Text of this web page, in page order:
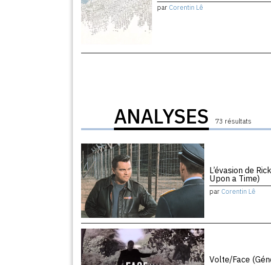
par Corentin Lê
ANALYSES 73 résultats
L’évasion de
Upon a Time)
par Corentin Lê
Volte/Face